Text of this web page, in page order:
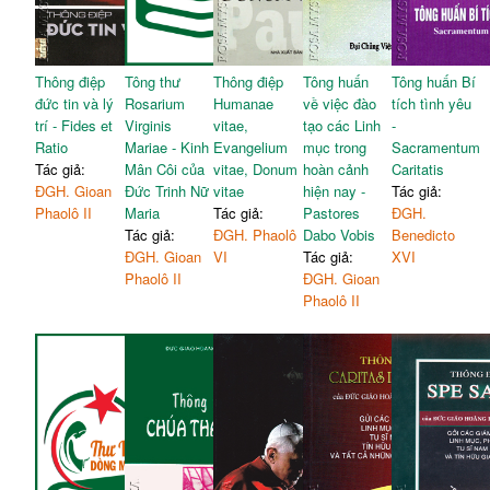
Kết luận
63
Thông điệp
đức tin và lý
trí - Fides et
Ratio
Tác giả:
ĐGH. Gioan
Phaolô II
Tông thư
Rosarium
Virginis
Mariae - Kinh
Mân Côi của
Đức Trinh Nữ
Maria
Tác giả:
ĐGH. Gioan
Phaolô II
Thông điệp
Humanae
vitae,
Evangelium
vitae, Donum
vitae
Tác giả:
ĐGH. Phaolô
VI
Tông huấn
về việc đào
tạo các Linh
mục trong
hoàn cảnh
hiện nay -
Pastores
Dabo Vobis
Tác giả:
ĐGH. Gioan
Phaolô II
Tông huấn Bí
tích tình yêu
-
Sacramentum
Caritatis
Tác giả:
ĐGH.
Benedicto
XVI